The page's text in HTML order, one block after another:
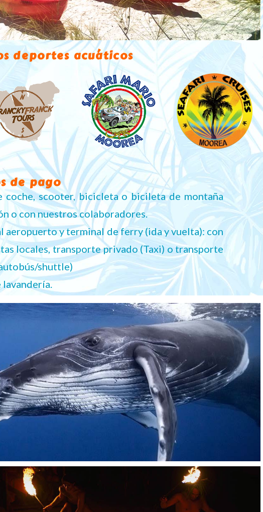
deportes acuáticos
de pago
coche, scooter, bicicleta o bicileta de montaña
o con nuestros colaboradores.
aeropuerto y terminal de ferry (ida y vuelta): con
locales, transporte privado (Taxi) o transporte
shuttle)